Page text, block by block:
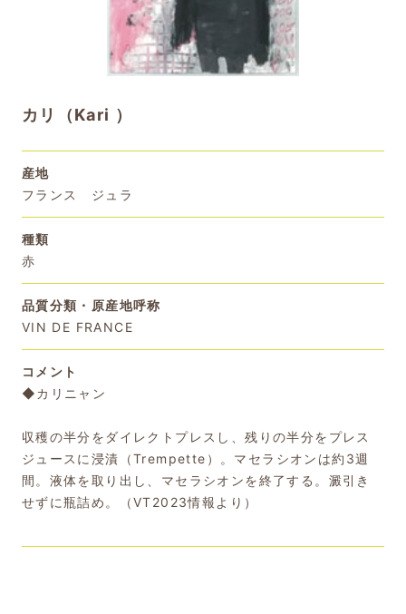
カリ（Kari ）
産地
フランス ジュラ
種類
赤
品質分類・原産地呼称
VIN DE FRANCE
コメント
◆カリニャン
収穫の半分をダイレクトプレスし、残りの半分をプレス
ジュースに浸漬（Trempette）。マセラシオンは約3週
間。液体を取り出し、マセラシオンを終了する。澱引き
せずに瓶詰め。（VT2023情報より）